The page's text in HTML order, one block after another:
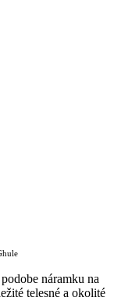
náramku na
telesné a okolité